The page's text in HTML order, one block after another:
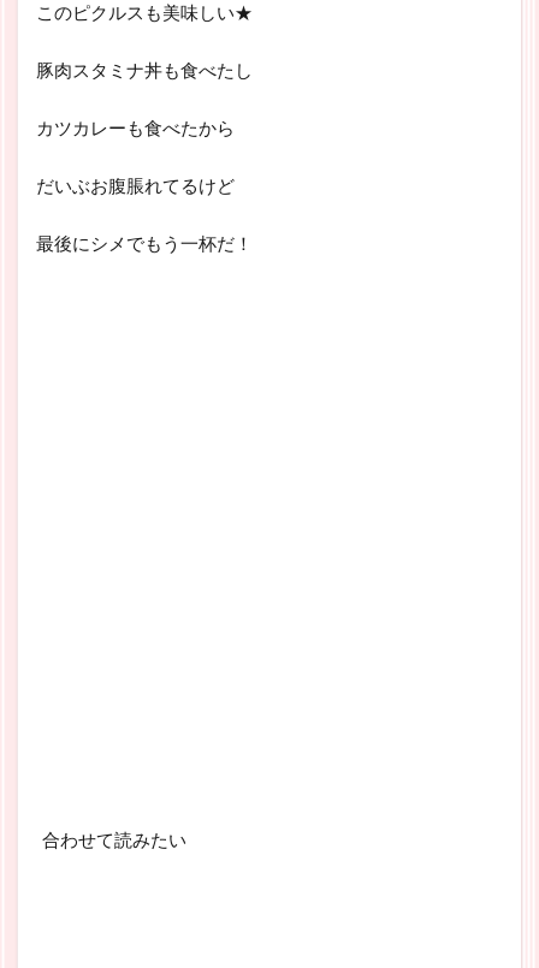
このピクルスも美味しい★
豚肉スタミナ丼も食べたし
カツカレーも食べたから
だいぶお腹脹れてるけど
最後にシメでもう一杯だ！
合わせて読みたい